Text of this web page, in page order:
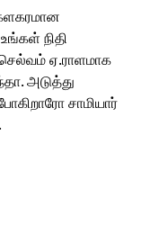
நிதி
செல்வம் ஏ.ராளமாக
அடுத்து
சாமியார்